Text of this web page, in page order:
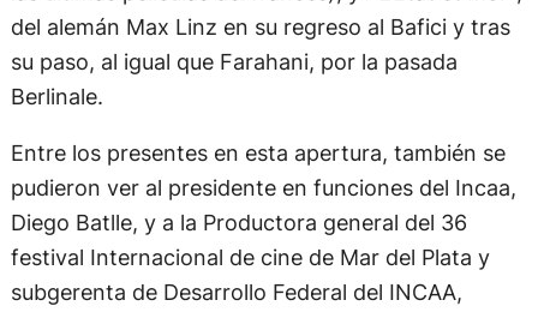
del alemán Max Linz en su regreso al Bafici y tras
su paso, al igual que Farahani, por la pasada
Berlinale.
Entre los presentes en esta apertura, también se
pudieron ver al presidente en funciones del Incaa,
Diego Batlle, y a la Productora general del 36
festival Internacional de cine de Mar del Plata y
subgerenta de Desarrollo Federal del INCAA,